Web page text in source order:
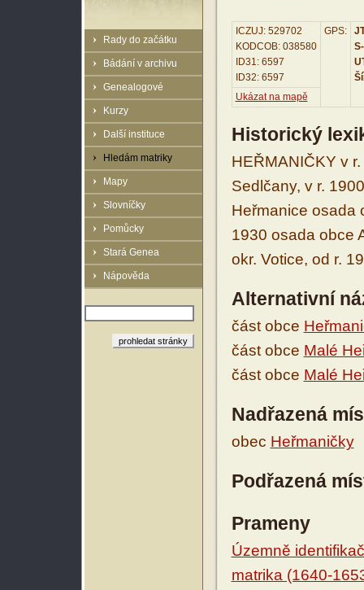
Rady do začátku
Bádání v archivu
Genealogové
Kurzy
Další instituce
Hledám matriky
Mapy
Slovníčky
Pomůcky
Stará Genea
Nápověda
ICZUJ: 529702
KODCOB: 038580
ID31: 6597
ID32: 6597
GPS:
Ukázat na mapě
Historický
HEŘMANIČKY v
Sedlčany, v r.
Heřmanice osada
1930 osada obce
okr. Votice, od r.
Alternativní
část obce
část obce Malé
část obce Malé
Nadřazená
obec Heřmaničky
Podřazená
Prameny
Územně
matrika (1640-